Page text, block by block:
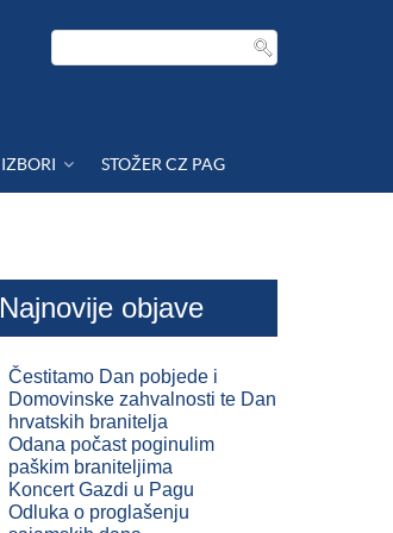
IZBORI STOŽER CZ PAG
Najnovije objave
Čestitamo Dan pobjede i
Domovinske zahvalnosti te Dan
hrvatskih branitelja
Odana počast poginulim
paškim braniteljima
Koncert Gazdi u Pagu
Odluka o proglašenju